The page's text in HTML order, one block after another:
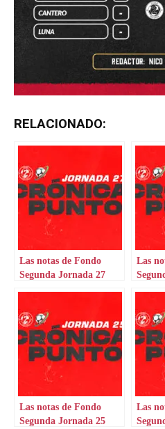
RELACIONADO:
Las notas de Fondo
Segunda Jornada 27
Las
Las notas de Fondo
Segunda Jornada 25
Las